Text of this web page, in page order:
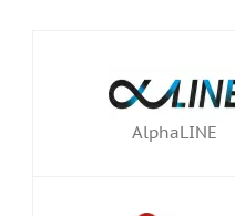
AlphaLINE